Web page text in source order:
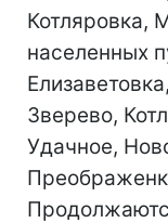
Котляровка,
населенных
Зверево,
Удачное,